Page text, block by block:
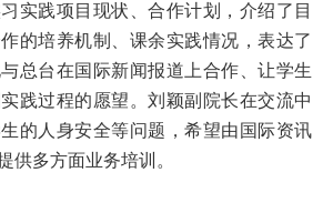
实践项目现状、合作计划，介绍了目
的培养机制、课余实践情况，表达了
总台在国际新闻报道上合作、让学生
践过程的愿望。刘颖副院长在交流中
的人身安全等问题，希望由国际资讯
供多方面业务培训。